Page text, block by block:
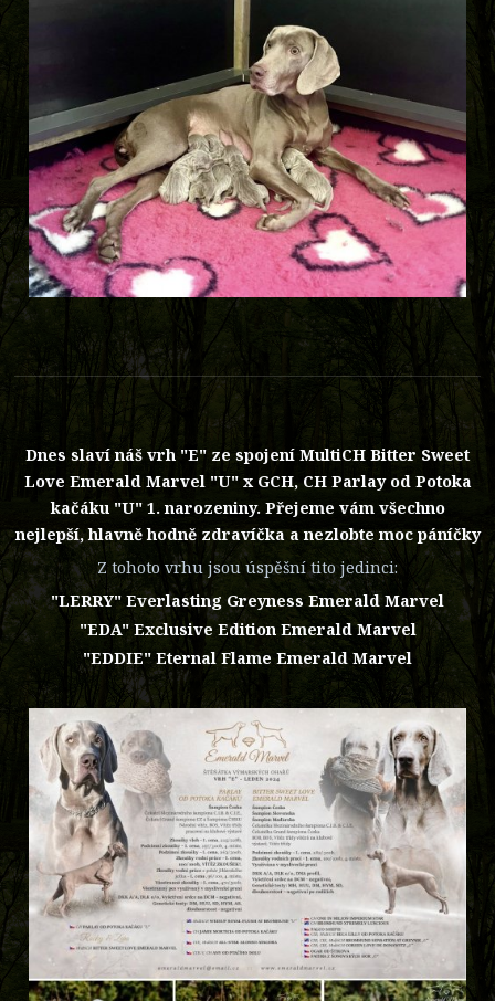
Dnes slaví náš vrh "E" ze spojení MultiCH Bitter Sweet
Love Emerald Marvel "U" x GCH, CH Parlay od Potoka
kačáku "U" 1. narozeniny. Přejeme vám všechno
nejlepší, hlavně hodně zdravíčka a nezlobte moc páníčky
Z tohoto vrhu jsou úspěšní tito jedinci:
"LERRY" Everlasting Greyness Emerald Marvel
"EDA" Exclusive Edition Emerald Marvel
"EDDIE" Eternal Flame Emerald Marvel